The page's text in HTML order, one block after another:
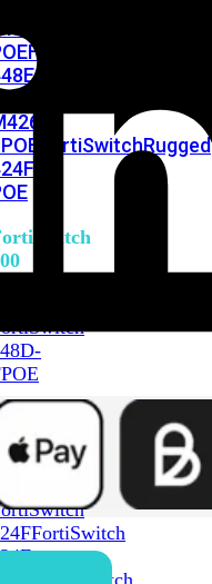
FortiSwitch
FortiSwitchRugged
FortiSwitch
FortiSwitch